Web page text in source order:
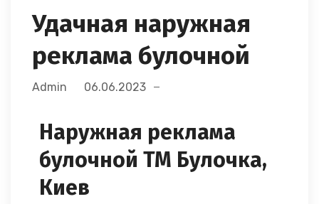
Удачная наружная
реклама булочной
Admin 06.06.2023
Наружная реклама
булочной ТМ Булочка,
Киев